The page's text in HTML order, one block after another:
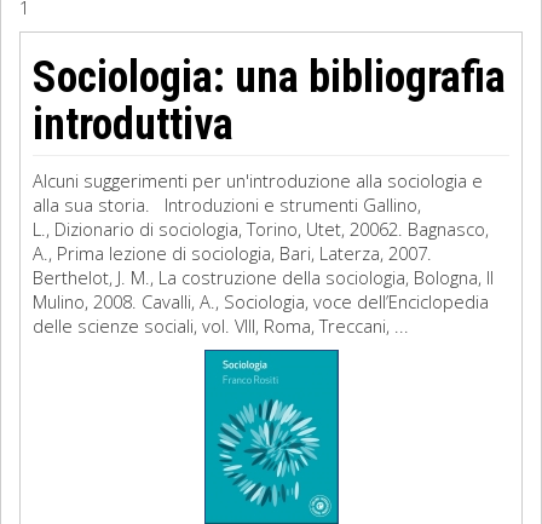
Filosofia
Matematica
Diritto
1
Sociologia: una bibliografia
introduttiva
Alcuni suggerimenti per un'introduzione alla sociologia e
alla sua storia. Introduzioni e strumenti Gallino,
L., Dizionario di sociologia, Torino, Utet, 20062. Bagnasco,
A., Prima lezione di sociologia, Bari, Laterza, 2007.
Berthelot, J. M., La costruzione della sociologia, Bologna, Il
Mulino, 2008. Cavalli, A., Sociologia, voce dell’Enciclopedia
delle scienze sociali, vol. VIII, Roma, Treccani, ...